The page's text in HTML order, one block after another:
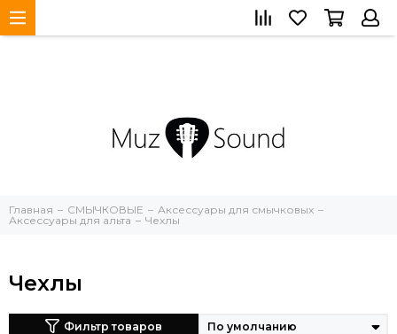
Главная СМЫЧКОВЫЕ
Аксессуары для смычковых
Аксессуары для альта
Чехлы
Чехлы
Фильтр товаров